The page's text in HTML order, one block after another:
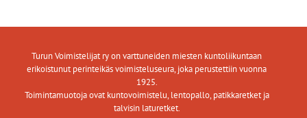
Turun Voimistelijat ry on varttuneiden miesten kuntoliikuntaan
erikoistunut perinteikäs voimisteluseura, joka perustettiin vuonna
1925.
Toimintamuotoja ovat kuntovoimistelu, lentopallo, patikkaretket ja
talvisin laturetket.